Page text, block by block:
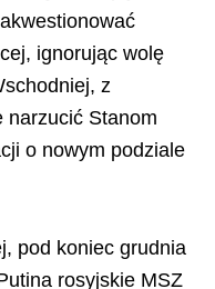
ignorując wolę
z
narzucić Stanom
o nowym podziale
pod koniec grudnia
rosyjskie MSZ